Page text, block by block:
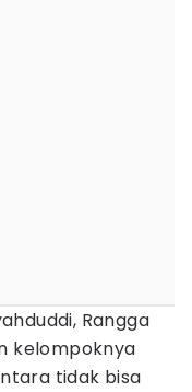
Rangga
kelompoknya
tidak bisa